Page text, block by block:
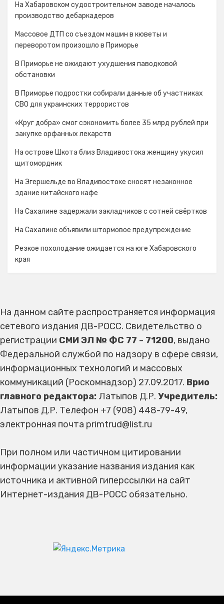
На Хабаровском судостроительном заводе началось
производство дебаркадеров
Массовое ДТП со съездом машин в кюветы и
переворотом произошло в Приморье
В Приморье не ожидают ухудшения паводковой
обстановки
В Приморье подростки собирали данные об участниках
СВО для украинских террористов
«Круг добра» смог сэкономить более 35 млрд рублей при
закупке орфанных лекарств
На острове Шкота близ Владивостока женщину укусил
щитомордник
На Эгершельде во Владивостоке сносят незаконное
здание китайского кафе
На Сахалине задержали закладчиков с сотней свёртков
На Сахалине объявили штормовое предупреждение
Резкое похолодание ожидается на юге Хабаровского
края
На данном сайте распространяется информация
сетевого издания ДВ-РОСС. Свидетельство о
регистрации СМИ ЭЛ № ФС 77 - 71200, выдано
Федеральной службой по надзору в сфере связи,
информационных технологий и массовых
коммуникаций (Роскомнадзор) 27.09.2017. Врио
главного редактора: Латыпов Д.Р. Учредитель:
Латыпов Д.Р. Телефон +7 (908) 448-79-49,
электронная почта primtrud@list.ru
При полном или частичном цитировании
информации указание названия издания как
источника и активной гиперссылки на сайт
Интернет-издания ДВ-РОСС обязательно.